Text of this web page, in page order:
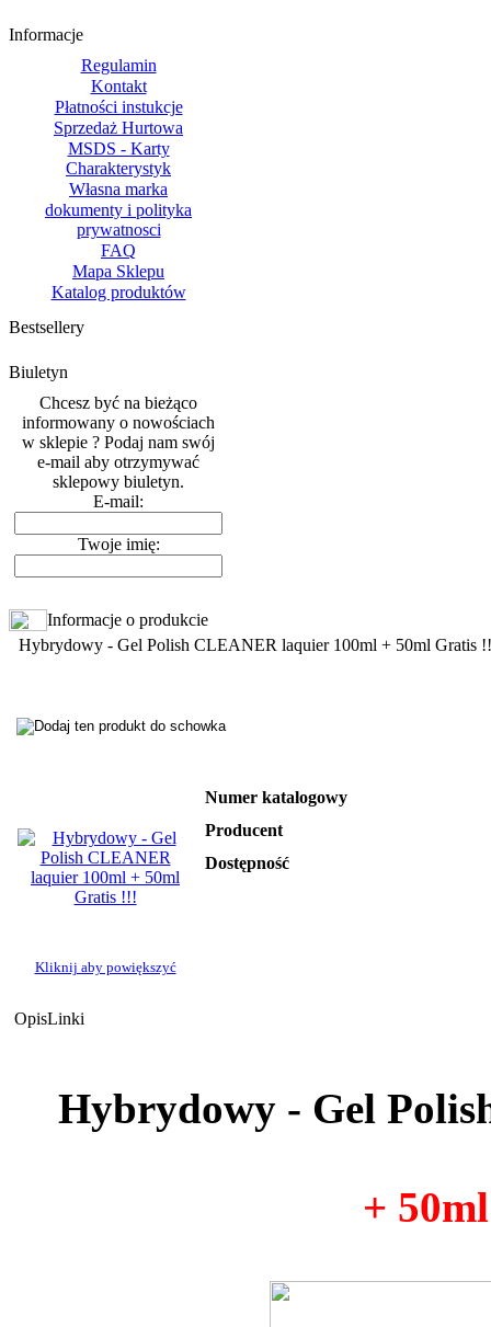
Informacje
Regulamin
Kontakt
Płatności instukcje
Sprzedaż Hurtowa
MSDS - Karty
Charakterystyk
Własna marka
dokumenty i polityka
prywatnosci
FAQ
Mapa Sklepu
Katalog produktów
Bestsellery
Biuletyn
Chcesz być na bieżąco
informowany o nowościach
w sklepie ? Podaj nam swój
e-mail aby otrzymywać
sklepowy biuletyn.
E-mail:
Twoje imię:
Informacje o produkcie
Hybrydowy - Gel Polish CLEANER laquier 100ml + 50ml Gratis
Kliknij aby powiększyć
Numer katalogowy
Producent
Dostępność
OpisLinki
Hybrydowy - Gel
+